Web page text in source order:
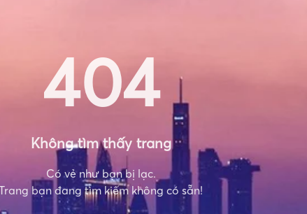
404
Không tìm thấy trang
Có vẻ như bạn bị lạc.
bạn đang tìm kiếm không có sẵn!